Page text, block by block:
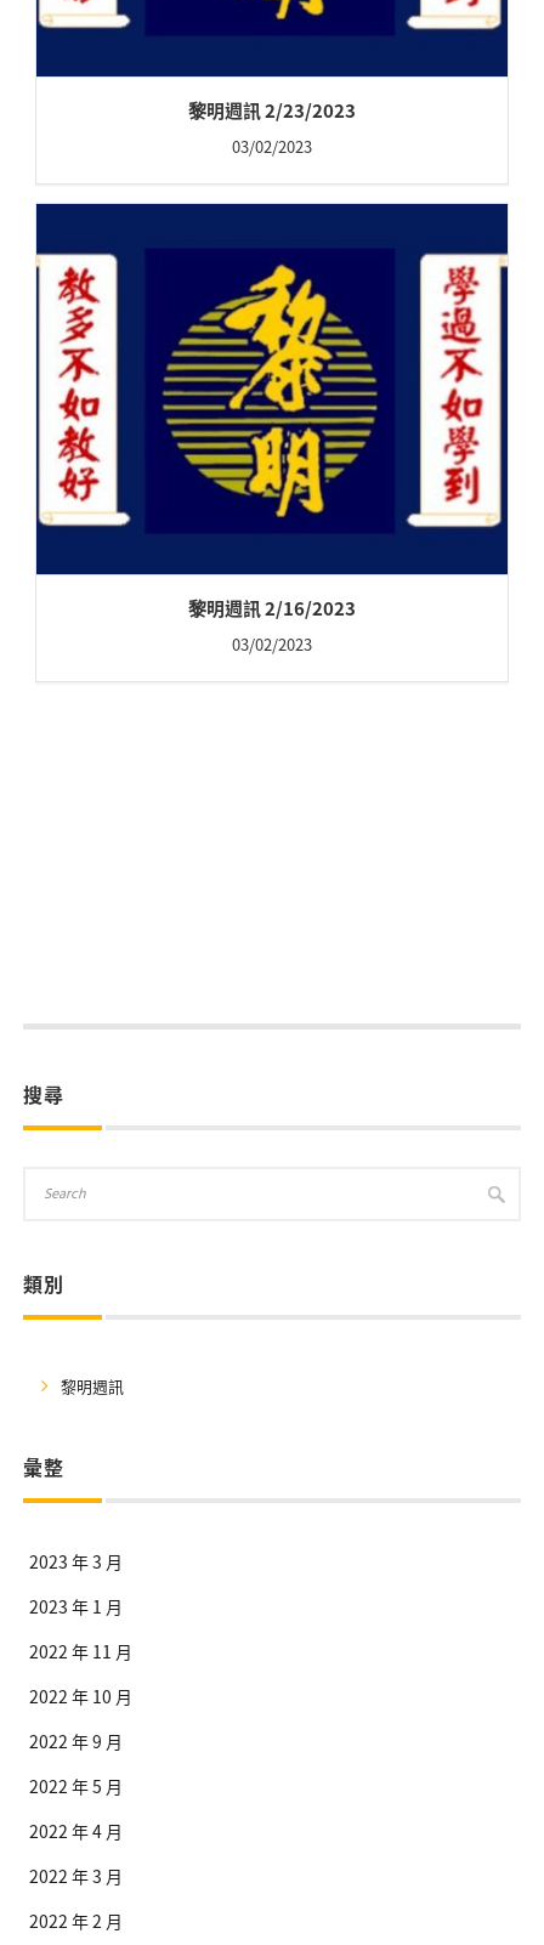
黎明週訊 2/23/2023
03/02/2023
黎明週訊 2/16/2023
03/02/2023
搜尋
類別
黎明週訊
彙整
2023 年 3 月
2023 年 1 月
2022 年 11 月
2022 年 10 月
2022 年 9 月
2022 年 5 月
2022 年 4 月
2022 年 3 月
2022 年 2 月